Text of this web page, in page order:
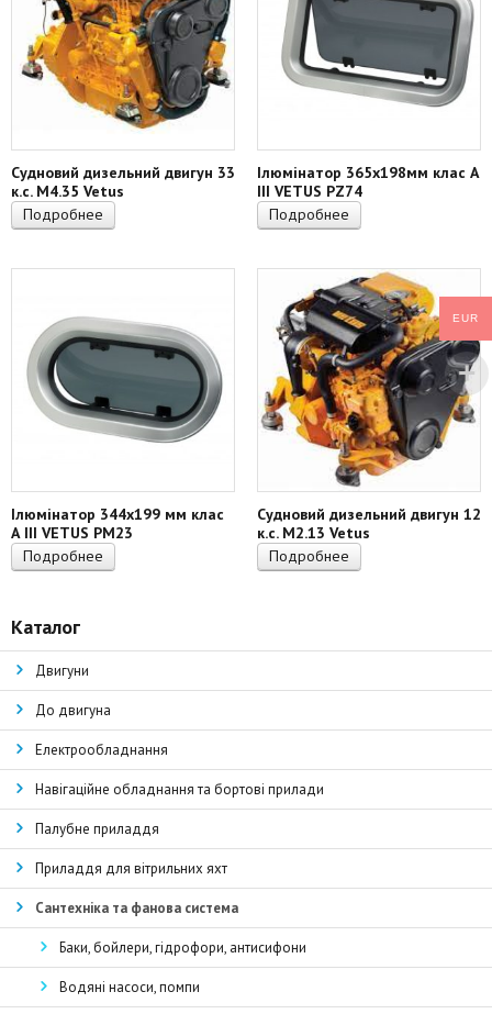
Судновий дизельний двигун 33
к.с. M4.35 Vetus
Подробнее
Ілюмінатор 365х198мм клас А
III VETUS PZ74
Подробнее
Ілюмінатор 344х199 мм клас
А III VETUS PM23
Подробнее
Судновий дизельний двигун 12
к.с. M2.13 Vetus
Подробнее
Каталог
Двигуни
До двигуна
Електрообладнання
Навігаційне обладнання та бортові прилади
Палубне приладдя
Приладдя для вітрильних яхт
Сантехніка та фанова система
Баки, бойлери, гідрофори, антисифони
Водяні насоси, помпи
EUR